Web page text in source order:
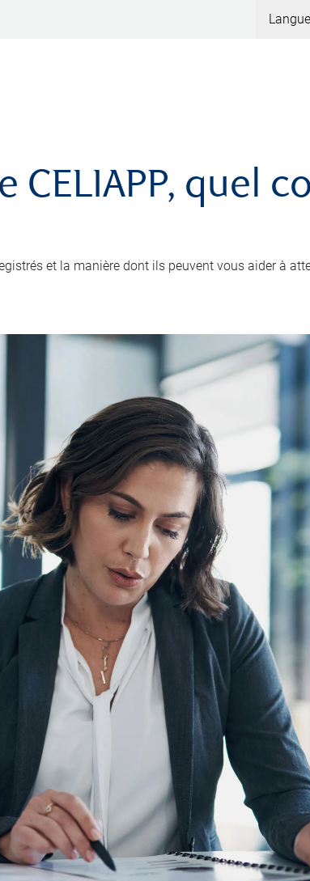
CELIAPP, quel
et la manière dont ils peuvent vous aider à